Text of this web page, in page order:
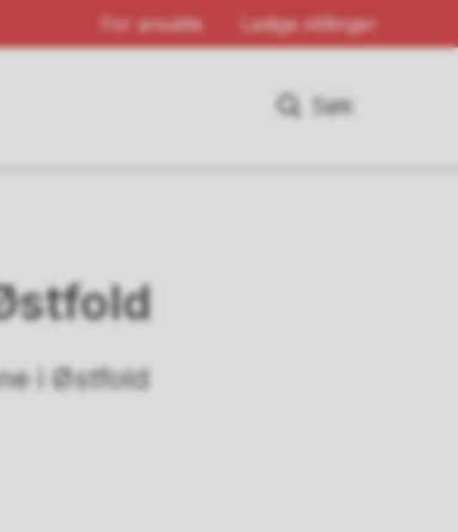
For ansatte Ledige stillinger
Søk
i Østfold